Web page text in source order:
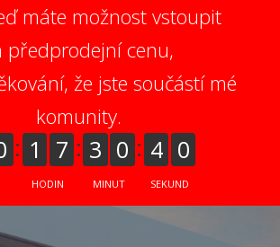
máte možnost vstoupit
předprodejní cenu,
že jste součástí mé
komunity.
1 7
HODIN
3 0
MINUT
3 9
SEKUND